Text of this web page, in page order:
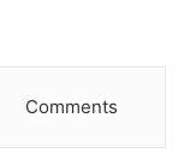
Comments